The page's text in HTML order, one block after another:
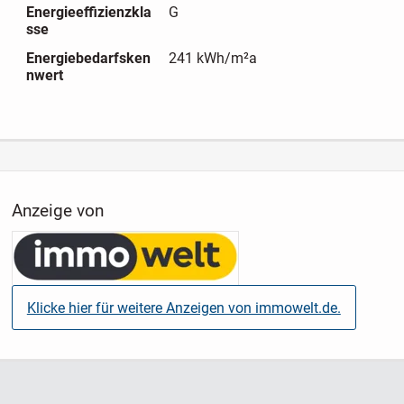
Energieeffizienzkla
sse
G
Energiebedarfsken
nwert
241 kWh/m²a
Anzeige von
Klicke hier für weitere Anzeigen von immowelt.de.